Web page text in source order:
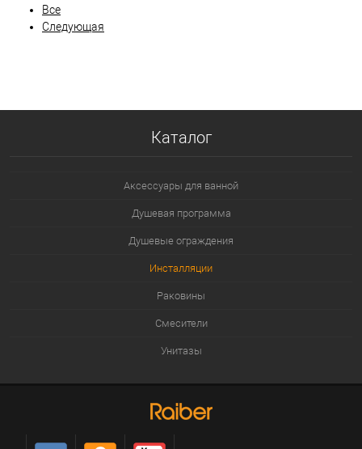
Все
Следующая
Каталог
Аксессуары для ванной
Душевая программа
Душевые ограждения
Инсталляции
Раковины
Смесители
Унитазы